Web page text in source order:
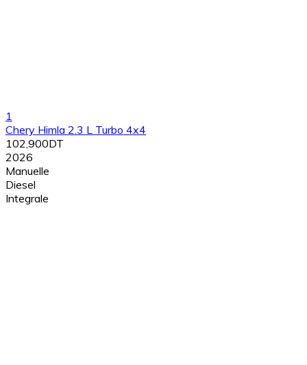
1
Chery Himla 2.3 L Turbo 4x4
102,900DT
2026
Manuelle
Diesel
Integrale